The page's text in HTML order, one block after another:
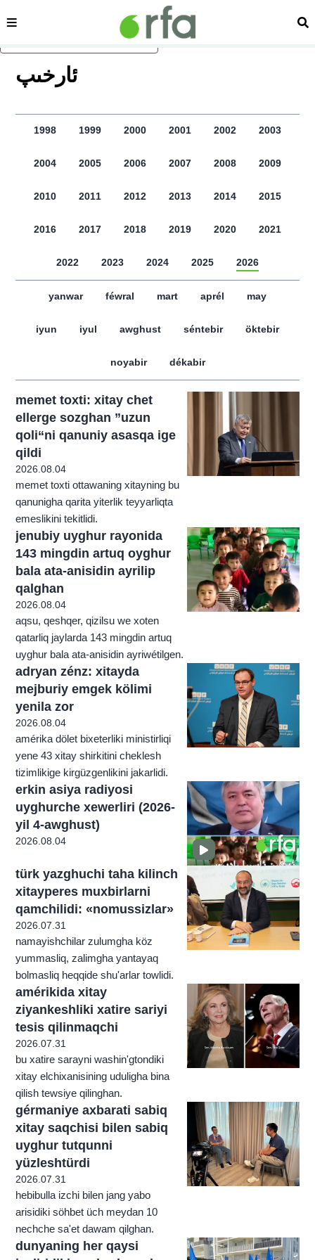
asasliq mezmungha atlang
sehipe
ﺋﺎﺭﺧﯩﭗ
1998 1999 2000 2001 2002 2003
2004 2005 2006 2007 2008 2009
2010 2011 2012 2013 2014 2015
2016 2017 2018 2019 2020 2021
2022 2023 2024 2025 2026
yanwar féwral mart aprél may
iyun iyul awghust séntebir öktebir
noyabir dékabir
memet toxti: xitay chet
ellerge sozghan ”uzun
qoli“ni qanuniy asasqa ige
qildi
2026.08.04
memet toxti ottawaning xitayning bu
qanunigha qarita yiterlik teyyarliqta
emeslikini tekitlidi.
jenubiy uyghur rayonida
143 mingdin artuq oyghur
bala ata-anisidin ayrilip
qalghan
2026.08.04
aqsu, qeshqer, qizilsu we xoten
qatarliq jaylarda 143 mingdin artuq
uyghur bala ata-anisidin ayriwétilgen.
adryan zénz: xitayda
mejburiy emgek kölimi
yenila zor
2026.08.04
amérika dölet bixeterliki ministirliqi
yene 43 xitay shirkitini cheklesh
tizimlikige kirgüzgenlikini jakarlidi.
erkin asiya radiyosi
uyghurche xewerliri (2026-
yil 4-awghust)
2026.08.04
türk yazghuchi taha kilinch
xitayperes muxbirlarni
qamchilidi: «nomussizlar»
2026.07.31
namayishchilar zulumgha köz
yummasliq, zalimgha yantayaq
bolmasliq heqqide shu'arlar towlidi.
amérikida xitay
ziyankeshliki xatire sariyi
tesis qilinmaqchi
2026.07.31
bu xatire sarayni washin'gtondiki
xitay elchixanisining uduligha bina
qilish tewsiye qilinghan.
gérmaniye axbarati sabiq
xitay saqchisi bilen sabiq
uyghur tutqunni
yüzleshtürdi
2026.07.31
hebibulla izchi bilen jang yabo
arisidiki söhbet üch meydan 10
nechche sa'et dawam qilghan.
dunyaning her qaysi